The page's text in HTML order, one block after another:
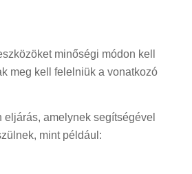
minőségi módon kell
meg kell felelniük a vonatkozó
eljárás, amelynek segítségével
mint például: